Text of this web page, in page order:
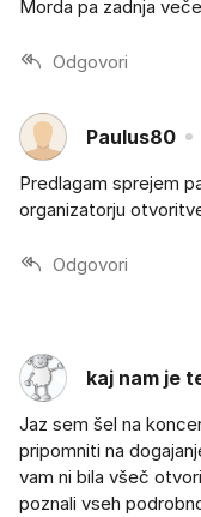
Morda pa zadnja
Odgovori
Paulus80
Predlagam sprejem
organizatorju
Odgovori
kaj nam je
Jaz sem šel na
pripomniti na
vam ni bila všeč
poznali vseh